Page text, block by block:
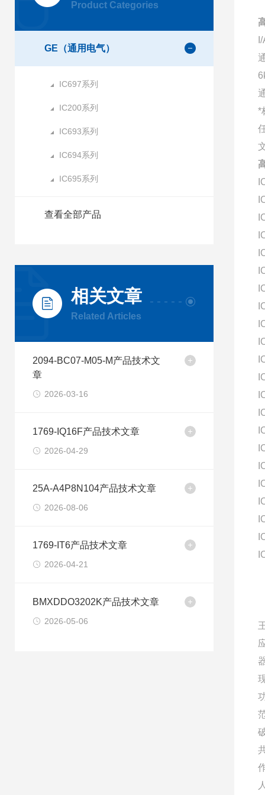
Product Categories
GE（通用电气）
IC697系列
IC200系列
IC693系列
IC694系列
IC695系列
查看全部产品
相关文章
Related Articles
2094-BC07-M05-M产品技术文
章
2026-03-16
1769-IQ16F产品技术文章
2026-04-29
25A-A4P8N104产品技术文章
2026-08-06
1769-IT6产品技术文章
2026-04-21
BMXDDO3202K产品技术文章
2026-05-06
*